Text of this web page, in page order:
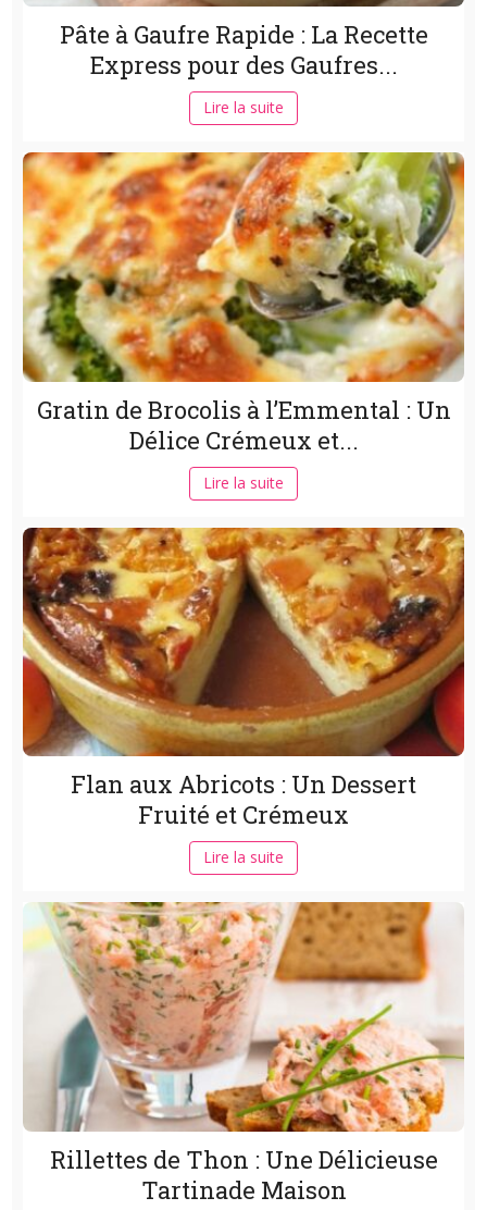
Pâte à Gaufre Rapide : La Recette
Express pour des Gaufres...
Lire la suite
Gratin de Brocolis à l’Emmental : Un
Délice Crémeux et...
Lire la suite
Flan aux Abricots : Un Dessert
Fruité et Crémeux
Lire la suite
Rillettes de Thon : Une Délicieuse
Tartinade Maison